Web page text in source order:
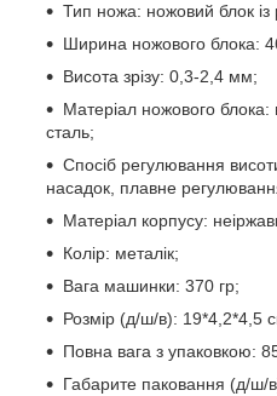
Тип ножа: ножовий блок із
Ширина ножового блока:
Висота зрізу: 0,3-2,4 мм;
Матеріал ножового блока:
сталь;
Спосіб регулювання
насадок, плавне
Матеріал корпусу:
Колір: металік;
Вага машинки: 370 гр;
Розмір (д/ш/в): 19*4,2*4,5
Повна вага з упаковкою:
Габарите паковання (д/ш/